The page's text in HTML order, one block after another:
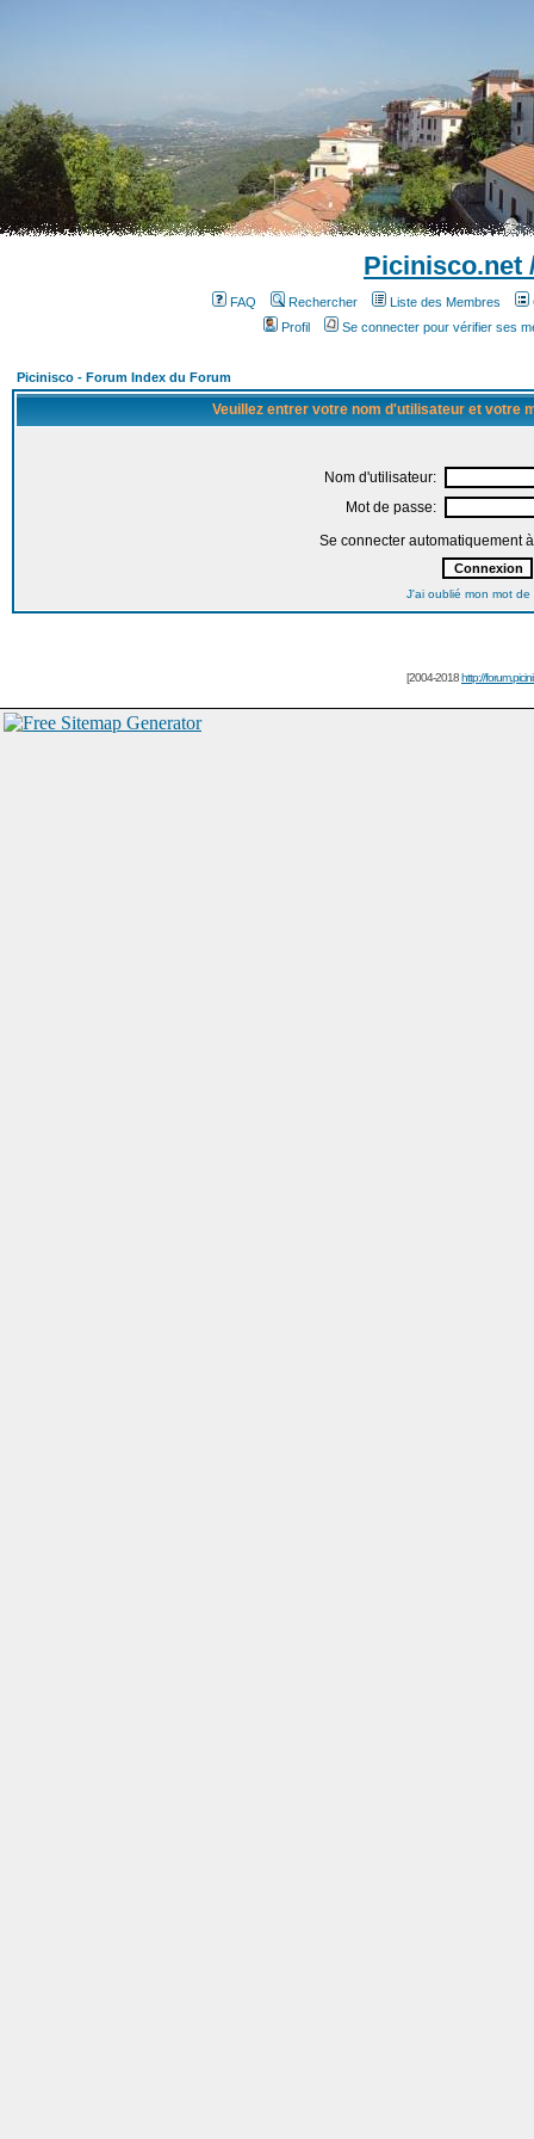
Picinisco.net
FAQ Rechercher Liste des Membres
Profil
Se connecter pour vérifier ses
Picinisco - Forum Index du Forum
Veuillez entrer votre nom d'utilisateur et votre
Nom d'utilisateur:
Mot de passe:
Se connecter automatiquement
J'ai oublié mon mot de
[2004-2018http://